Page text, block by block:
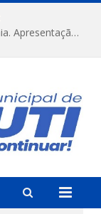
FESTRIBAL 2026 – No Coração da Amazônia. Apresentação da Munduruku.